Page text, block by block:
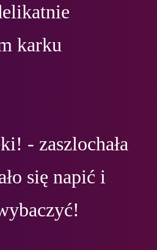
karku
- zaszlochała
się napić i